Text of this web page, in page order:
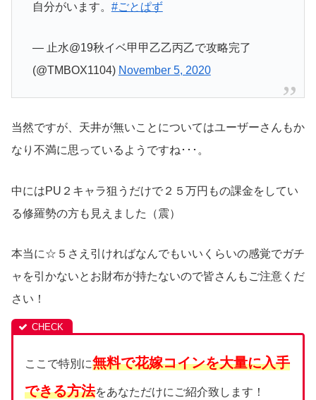
自分がいます。 #ごとぱず
— 止水@19秋イベ甲甲乙乙丙乙で攻略完了
(@TMBOX1104) November 5, 2020
当然ですが、天井が無いことについてはユーザーさんもか
なり不満に思っているようですね･･･。
中にはPU２キャラ狙うだけで２５万円もの課金をしてい
る修羅勢の方も見えました（震）
本当に☆５さえ引ければなんでもいいくらいの感覚でガチ
ャを引かないとお財布が持たないので皆さんもご注意くだ
さい！
ここで特別に無料で花嫁コインを大量に入手
できる方法をあなただけにご紹介致します！